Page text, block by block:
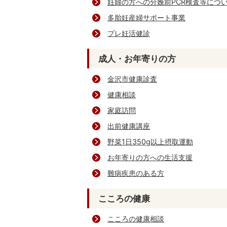
妊婦の方への分娩前PCR検査等につ
多胎妊産婦サポート事業
プレ妊活健診
成人・お年寄りの方
金沢市健康診査
健康相談
家庭訪問
出前健康講座
野菜1日350g以上摂取運動
お年寄りの方への生活支援
難病疾患のある方
こころの健康
こころの健康相談